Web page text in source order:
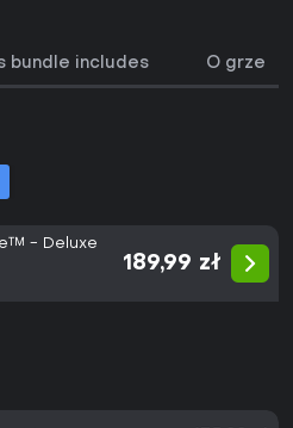
bundle includes O grze
- Deluxe
189,99 zł